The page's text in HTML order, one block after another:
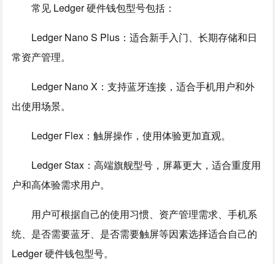
常见 Ledger 硬件钱包型号包括：
Ledger Nano S Plus：适合新手入门、长期存储和日
常资产管理。
Ledger Nano X：支持蓝牙连接，适合手机用户和外
出使用场景。
Ledger Flex：触屏操作，使用体验更加直观。
Ledger Stax：高端旗舰型号，屏幕更大，适合重度用
户和高体验需求用户。
用户可根据自己的使用习惯、资产管理需求、手机系
统、是否需要蓝牙、是否需要触屏等因素选择适合自己的
Ledger 硬件钱包型号。